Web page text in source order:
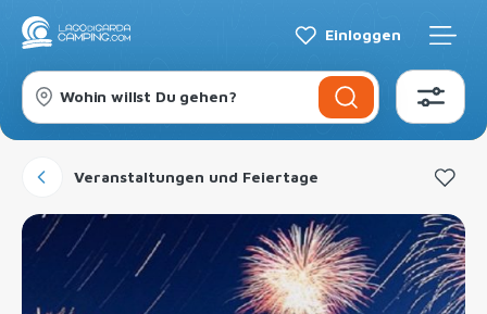
Einloggen
Wohin willst Du gehen?
Veranstaltungen und Feiertage